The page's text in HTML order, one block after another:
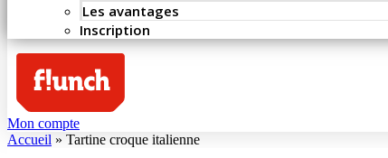
Les avantages
Inscription
Mon compte
Accueil » Tartine croque italienne